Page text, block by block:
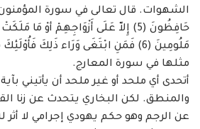
الشهوات. قال تعالى في سورة
حَافِظُونَ (5) إِلاّ ‏عَلَى أَزْوَاجِهِمْ أوْ مَا
مثلها في سورة المعارج. ‏
أتحدى أي ملحد أو غير ملحد أن يأتيني
والمنطق. لكن البخاري ‏يتحدث عن زنا
عن الرجم وهو حكم يهودي إجرامي لا أثر